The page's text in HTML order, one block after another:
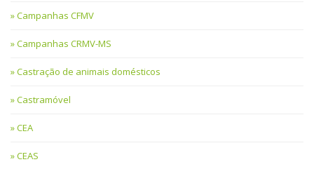
Campanhas CFMV
Campanhas CRMV-MS
Castração de animais domésticos
Castramóvel
CEA
CEAS